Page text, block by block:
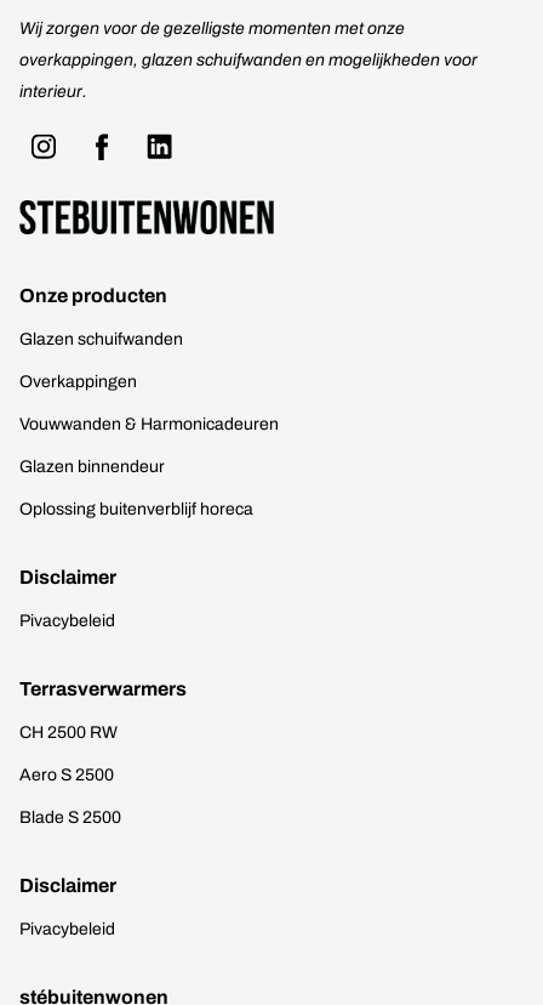
Wij zorgen voor de gezelligste momenten met onze
overkappingen, glazen schuifwanden en mogelijkheden voor
interieur.
Onze producten
Glazen schuifwanden
Overkappingen
Vouwwanden & Harmonicadeuren
Glazen binnendeur
Oplossing buitenverblijf horeca
Disclaimer
Pivacybeleid
Terrasverwarmers
CH 2500 RW
Aero S 2500
Blade S 2500
Disclaimer
Pivacybeleid
stébuitenwonen